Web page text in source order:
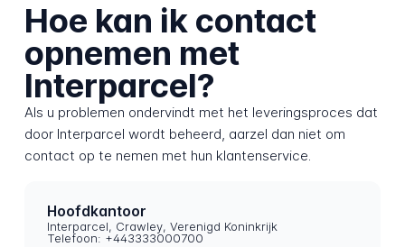
Hoe kan ik contact
opnemen met
Interparcel?
Als u problemen ondervindt met het leveringsproces dat
door Interparcel wordt beheerd, aarzel dan niet om
contact op te nemen met hun klantenservice.
Hoofdkantoor
Interparcel, Crawley, Verenigd Koninkrijk
Telefoon: +443333000700